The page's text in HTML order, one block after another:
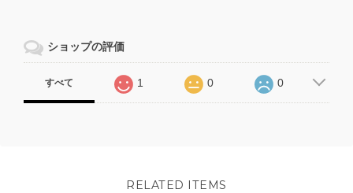
ショップの評価
すべて 1 0 0
RELATED ITEMS